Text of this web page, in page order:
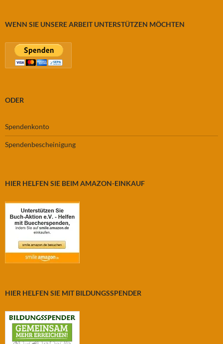
WENN SIE UNSERE ARBEIT UNTERSTÜTZEN MÖCHTEN
ODER
Spendenkonto
Spendenbescheinigung
HIER HELFEN SIE BEIM AMAZON-EINKAUF
HIER HELFEN SIE MIT BILDUNGSSPENDER